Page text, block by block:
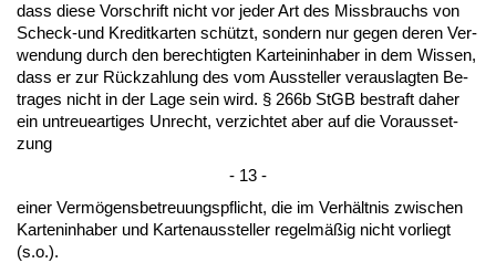
dass die­se Vor­schrift nicht vor je­der Art des Miss­brauchs von
Scheck-und Kre­dit­kar­ten schützt, son­dern nur ge­gen de­ren Ver­
wen­dung durch den be­rech­tig­ten Kar­tein­in­ha­ber in dem Wis­sen,
dass er zur Rück­zah­lung des vom Aus­stel­ler ver­aus­lag­ten Be­
tra­ges nicht in der La­ge sein wird. § 266b StGB be­straft da­her
ein un­treue­ar­ti­ges Un­recht, ver­zich­tet aber auf die Vor­aus­set­
zung
- 13 -
ei­ner Vermögens­be­treu­ungs­pflicht, die im Verhält­nis zwi­schen
Kar­ten­in­ha­ber und Kar­ten­aus­stel­ler re­gelmäßig nicht vor­liegt
(s.o.).